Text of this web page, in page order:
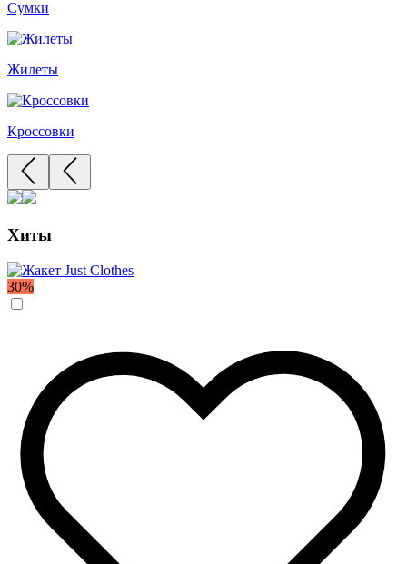
Сумки
Жилеты
Кроссовки
Хиты
30%